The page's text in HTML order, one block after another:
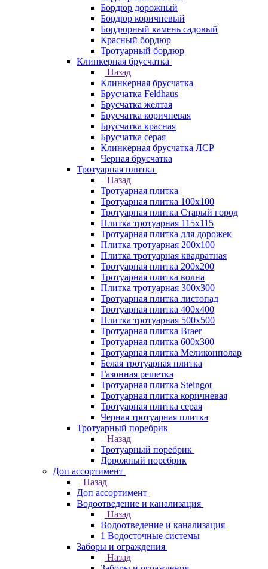
Бордюр дорожный
Бордюр коричневый
Бордюрный камень садовый
Красный бордюр
Тротуарный бордюр
Клинкерная брусчатка
Назад
Клинкерная брусчатка
Брусчатка Feldhaus
Брусчатка желтая
Брусчатка коричневая
Брусчатка красная
Брусчатка серая
Клинкерная брусчатка ЛСР
Черная брусчатка
Тротуарная плитка
Назад
Тротуарная плитка
Тротуарная плитка 100x100
Тротуарная плитка Старый город
Плитка тротуарная 115x115
Тротуарная плитка для дорожек
Плитка тротуарная 200х100
Плитка тротуарная квадратная
Тротуарная плитка 200х200
Тротуарная плитка волна
Плитка тротуарная 300х300
Тротуарная плитка листопад
Тротуарная плитка 400х400
Плитка тротуарная 500x500
Тротуарная плитка Braer
Тротуарная плитка 600х300
Тротуарная плитка Меликонполар
Белая тротуарная плитка
Газонная решетка
Тротуарная плитка Steingot
Тротуарная плитка коричневая
Тротуарная плитка серая
Черная тротуарная плитка
Тротуарный поребрик
Назад
Тротуарный поребрик
Дорожный поребрик
Доп ассортимент
Назад
Доп ассортимент
Водоотведение и канализация
Назад
Водоотведение и канализация
1 Водосточные системы
Заборы и ограждения
Назад